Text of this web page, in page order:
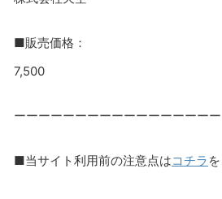
■販売価格：
7,500
ーーーーーーーーーーーーーーーー
■当サイト利用前の注意点はコチラ